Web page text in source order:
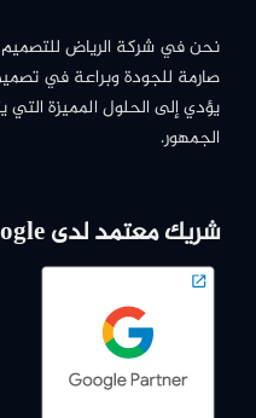
نحن في شركة الرياض للتصميم
صارمة للجودة وبراعة في
يؤدي إلى الحلول المميزة
الجمهور.
شريك معتمد لدى Google